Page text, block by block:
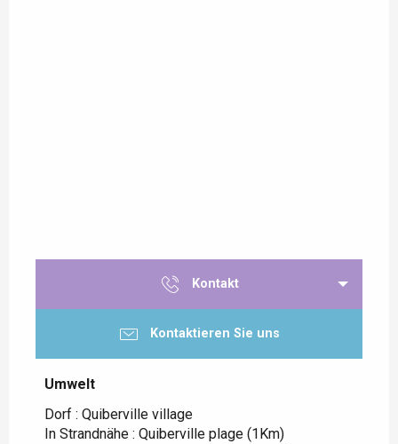
Kontakt
Kontaktieren Sie uns
Umwelt
Umwelt
Dorf : Quiberville village
In Strandnähe : Quiberville plage (1Km)